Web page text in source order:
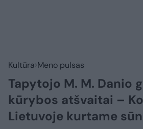
Kultūra Meno pulsas
Tapytojo M. M. Danio
kūrybos atšvaitai –
Lietuvoje kurtame